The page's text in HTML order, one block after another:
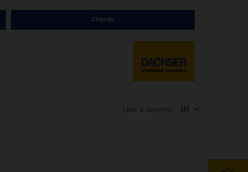
Change
Liste à suivre(0)